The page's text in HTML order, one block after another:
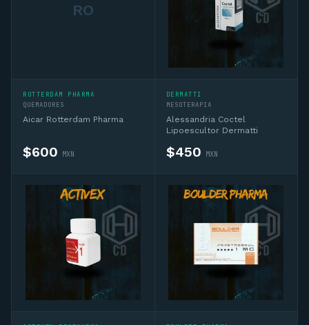
RO
ROTTERDAM PHARMA
QUEMADORES
Aicar Rotterdam Pharma
$600 MXN
DERMATTI
MESOTERAPIA
Alessandria Coctel
Lipoescultor Dermatti
$450 MXN